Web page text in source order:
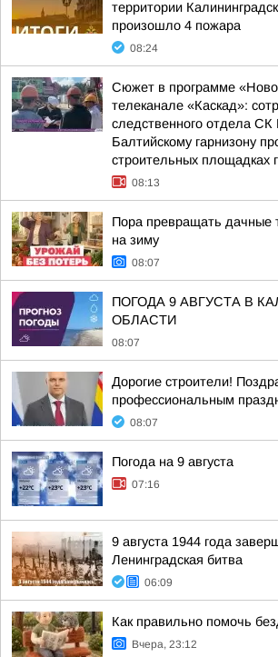
территории
произошло 4 пожара
08:24
Сюжет в программе
телеканале «Каскад»:
следственного отдела СК
Балтийскому гарнизону
строительных площадках
08:13
Пора превращать дачные
на зиму
08:07
ПОГОДА 9 АВГУСТА В
ОБЛАСТИ
08:07
Дорогие строители!
профессиональным
08:07
Погода на 9 августа
07:16
9 августа 1944 года
Ленинградская битва
06:09
Как правильно помочь
Вчера, 23:12